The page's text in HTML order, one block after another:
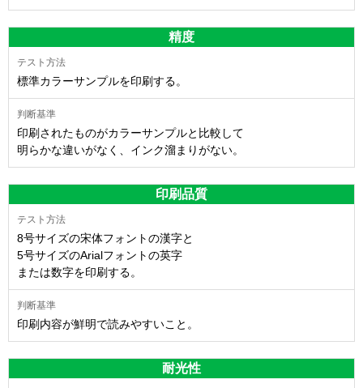
精度
標準カラーサンプルを印刷する。
印刷されたものがカラーサンプルと比較して
明らかな違いがなく、インク溜まりがない。
印刷品質
8号サイズの宋体フォントの漢字と
5号サイズのArialフォントの英字
または数字を印刷する。
印刷内容が鮮明で読みやすいこと。
耐光性